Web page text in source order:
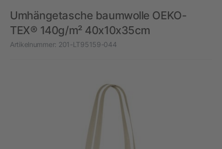
Umhängetasche baumwolle OEKO-
TEX® 140g/m² 40x10x35cm
Artikelnummer: 201-LT95159-044